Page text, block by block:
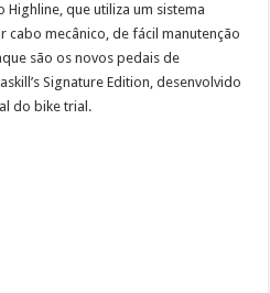
que utiliza um sistema
cabo mecânico, de fácil manutenção
são os novos pedais de
Signature Edition, desenvolvido
do bike trial.